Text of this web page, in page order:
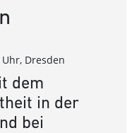
Dresden
dem
in der
bei